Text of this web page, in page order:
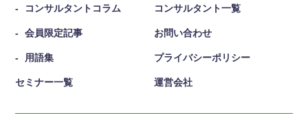
コンサルタントコラム
会員限定記事
用語集
セミナー一覧
コンサルタント一覧
お問い合わせ
プライバシーポリシー
運営会社